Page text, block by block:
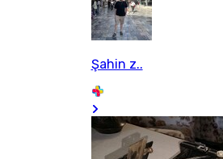
Şahin z..